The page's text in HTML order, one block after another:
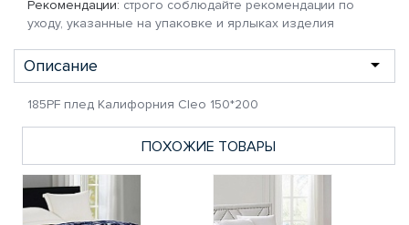
Рекомендации: строго соблюдайте рекомендации по
уходу, указанные на упаковке и ярлыках изделия
Описание
185PF плед Калифорния Cleo 150*200
ПОХОЖИЕ ТОВАРЫ